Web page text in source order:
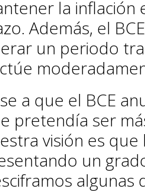
la
Además, el
un periodo
a que el BCE
pretendía ser
visión es
un
algunas